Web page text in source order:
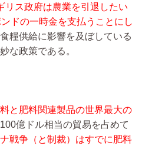
リス政府は農業を引退したい
ドの一時金を支払うことにし
糧供給に影響を及ぼしている
な政策である。
と肥料関連製品の世界最大の
億ドル相当の貿易を占めて
戦争（と制裁）はすでに肥料